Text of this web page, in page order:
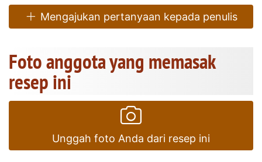
Mengajukan pertanyaan kepada penulis
Foto anggota yang memasak
resep ini
Unggah foto Anda dari resep ini